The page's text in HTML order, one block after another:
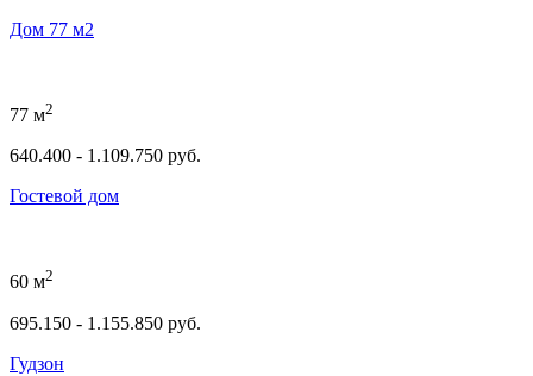
Дом 77 м2
77 м2
640.400 - 1.109.750 руб.
Гостевой дом
60 м2
695.150 - 1.155.850 руб.
Гудзон